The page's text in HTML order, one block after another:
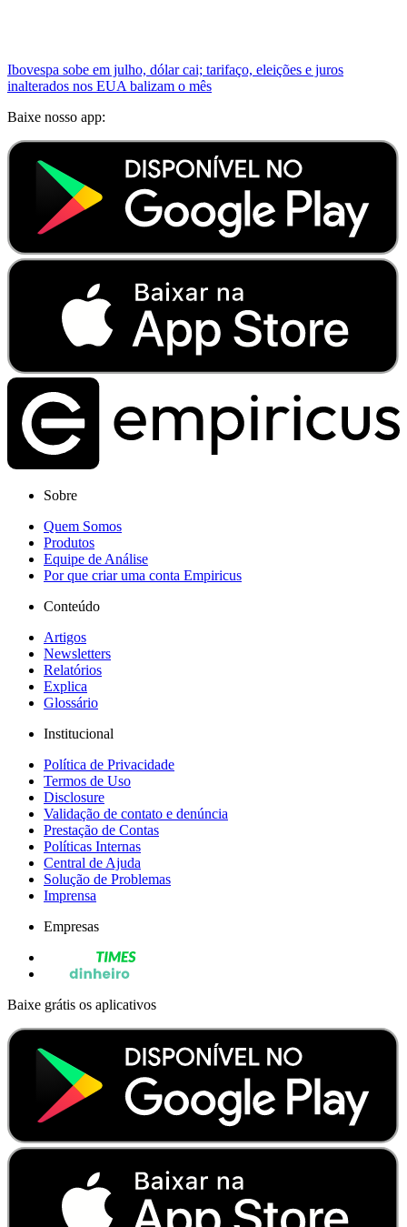
Ibovespa sobe em julho, dólar cai; tarifaço, eleições e juros
inalterados nos EUA balizam o mês
Baixe nosso app:
Sobre
Quem Somos
Produtos
Equipe de Análise
Por que criar uma conta Empiricus
Conteúdo
Artigos
Newsletters
Relatórios
Explica
Glossário
Institucional
Política de Privacidade
Termos de Uso
Disclosure
Validação de contato e denúncia
Prestação de Contas
Políticas Internas
Central de Ajuda
Solução de Problemas
Imprensa
Empresas
Baixe grátis os aplicativos